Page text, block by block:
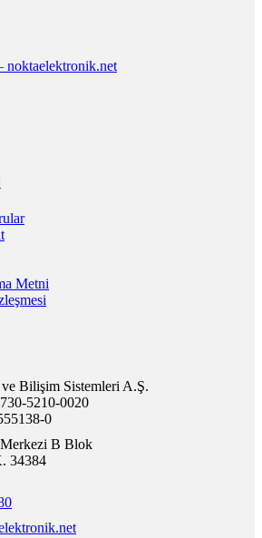
Metni
Bilişim Sistemleri A.Ş.
5210-0020
0
B Blok
34384